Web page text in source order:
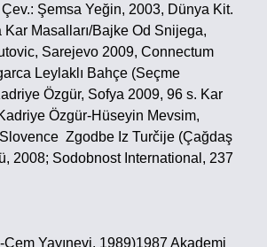
Şemsa Yeğin, 2003, Dünya Kit.
Kar Masalları/Bajke Od Snijega,
Sarejevo 2009, Connectum
Leylaklı Bahçe (Seçme
Özgür, Sofya 2009, 96 s. Kar
Özgür-Hüseyin Mevsim,
Slovence Zgodbe Iz Turčije (Çağdaş
2008; Sodobnost International, 237
Cem Yayınevi, 1989)1987 Akademi